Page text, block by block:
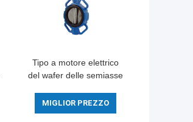
Tipo a motore elettrico
del wafer delle semiasse
depurazione delle acque
MIGLIOR PREZZO